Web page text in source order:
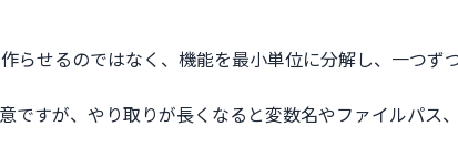
らせるのではなく、機能を最小単位に分解し、一つず
ですが、やり取りが長くなると変数名やファイルパス、